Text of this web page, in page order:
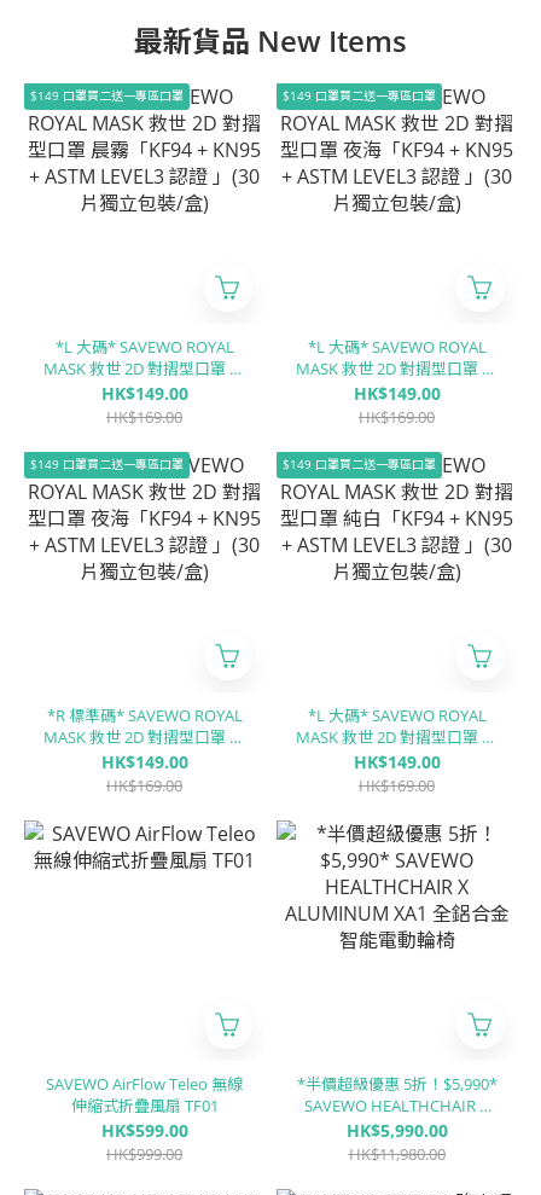
最新貨品 New Items
$149 口罩買二送一專區口罩
*L 大碼* SAVEWO ROYAL
MASK 救世 2D 對摺型口罩 晨
霧「KF94 + KN95 + ASTM
LEVEL3 認證 」(30片獨立包
HK$149.00
HK$169.00
$149 口罩買二送一專區口罩
*L 大碼* SAVEWO ROYAL
MASK 救世 2D 對摺型口罩 夜
海「KF94 + KN95 + ASTM
LEVEL3 認證 」(30片獨立包
HK$149.00
HK$169.00
$149 口罩買二送一專區口罩
*R 標準碼* SAVEWO ROYAL
MASK 救世 2D 對摺型口罩 夜
海「KF94 + KN95 + ASTM
LEVEL3 認證 」(30片獨立包
HK$149.00
HK$169.00
$149 口罩買二送一專區口罩
*L 大碼* SAVEWO ROYAL
MASK 救世 2D 對摺型口罩 純
白「KF94 + KN95 + ASTM
LEVEL3 認證 」(30片獨立包
HK$149.00
HK$169.00
SAVEWO AirFlow Teleo 無線
伸縮式折疊風扇 TF01
HK$599.00
HK$999.00
*半價超級優惠 5折！$5,990*
SAVEWO HEALTHCHAIR X
ALUMINUM XA1 全鋁合金智
能電動輪椅
HK$5,990.00
HK$11,980.00